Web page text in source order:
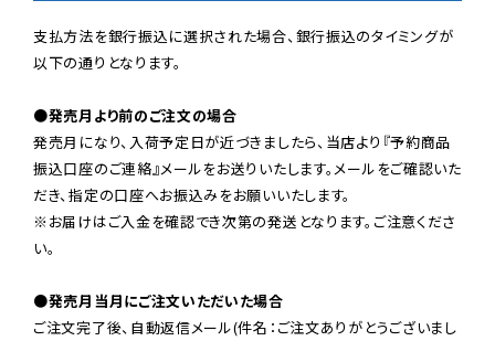
支払方法を銀行振込に選択された場合、銀行振込のタイミングが
以下の通りとなります。
●発売月より前のご注文の場合
発売月になり、入荷予定日が近づきましたら、当店より『予約商品
振込口座のご連絡』メールをお送りいたします。メールをご確認いた
だき、指定の口座へお振込みをお願いいたします。
※お届けはご入金を確認でき次第の発送となります。ご注意くださ
い。
●発売月当月にご注文いただいた場合
ご注文完了後、自動返信メール(件名：ご注文ありがとうございまし